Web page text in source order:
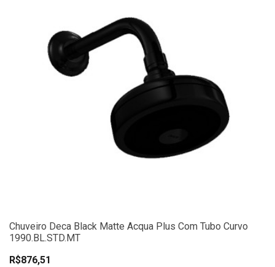
Chuveiro Deca Black Matte Acqua Plus Com Tubo Curvo
1990.BL.STD.MT
R$876,51